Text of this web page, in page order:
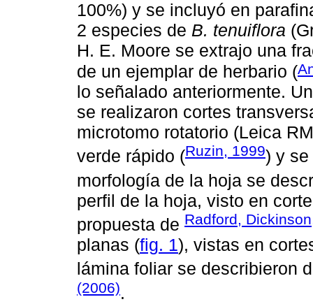
100%) y se incluyó en
2 especies de B. tenuiflora
H. E. Moore se extrajo una
de un ejemplar de herbario (
lo señalado anteriormente.
se realizaron cortes
microtomo rotatorio (Leica
verde rápido (Ruzin, 1999) y
morfología de la hoja se
perfil de la hoja, visto en
propuesta de Radford,
planas (fig. 1), vistas en
lámina foliar se describieron
(2006).